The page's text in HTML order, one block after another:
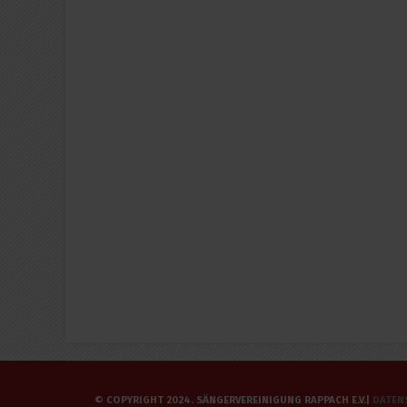
© COPYRIGHT 2024. SÄNGERVEREINIGUNG RAPPACH E.V.|